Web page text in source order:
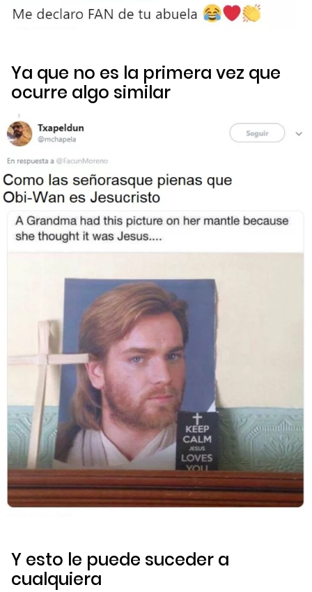
Ya que no es la primera vez que
ocurre algo similar
Y esto le puede suceder a
cualquiera